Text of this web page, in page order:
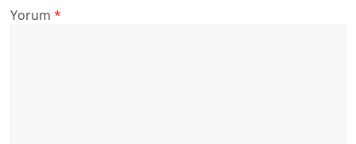
Yorum*